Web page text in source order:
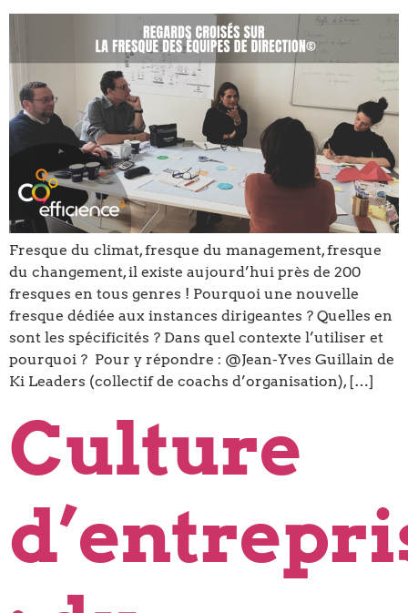
Fresque du climat, fresque du management, fresque
du changement, il existe aujourd’hui près de 200
fresques en tous genres ! Pourquoi une nouvelle
fresque dédiée aux instances dirigeantes ? Quelles en
sont les spécificités ? Dans quel contexte l’utiliser et
pourquoi ? Pour y répondre : @Jean-Yves Guillain de
Ki Leaders (collectif de coachs d’organisation), […]
Culture